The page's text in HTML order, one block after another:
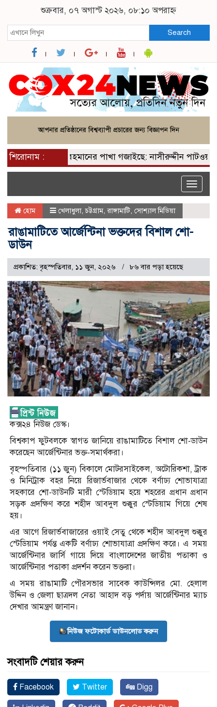
শুক্রবার, ০৭ অগাস্ট ২০২৬, ০৮:১০ অপরাহ্ন
Search
শিরোনাম :
তারেক রহমানের পাখা গজাইছে: নাসীরুদ্দীন পাটওয়ারী
Toggle
হোম খেলাধুলা,চট্টগ্রাম, রাঙ্গামাটি, সোশ্যাল মিডিয়া
রাঙামাটিতে আর্জেন্টিনা ভক্তদের বিশাল শো-
ডাউন ‎
প্রকাশিত: বৃহস্পতিবার, ১১ জুন, ২০২৬ ৮৬ বার পড়া হয়েছে
কক্স২৪ নিউজ ডেস্ক।
বিশ্বকাপ ফুটবলকে স্বাগত জানিয়ে রাঙামাটিতে বিশাল শো-ডাউন
করেছেন আর্জেন্টিনার ভক্ত-সমার্থকরা।
বৃহস্পতিবার (১১ জুন) বিকালে মোটরসাইকেল, অটোরিকশা, ট্রাক
ও মিনিট্রাক বহর নিয়ে রিজার্ভবাজার থেকে বর্ণাঢ্য শোভাযাত্রা
সহকারে শো-ডাউনটি মারী স্টেডিয়াম হয়ে শহরের প্রধান প্রধান
সড়ক প্রদক্ষিণ করে শহীদ আবদুল শুক্কুর স্টেডিয়াম গিয়ে শেষ
হয়।
এর আগে রিজার্ভবাজারের ওয়াই সেতু থেকে শহীদ আবদুল শুক্কুর
স্টেডিয়াম পর্যন্ত একটি বর্ণাঢ্য শোভাযাত্রা প্রদক্ষিণ করে। এ সময়
আর্জেন্টিনার জার্সি গায়ে দিয়ে বাংলাদেশের জাতীয় পতাকা ও
আর্জেন্টিনার পতাকা প্রদর্শন করেন ভক্তরা। ‎
‎এ সময় রাঙামাটি পৌরসভার সাবেক কাউন্সিলর মো. হেলাল
উদ্দিন ও জেলা ছাত্রদল নেতা আহাদ বড় পর্দায় আর্জেন্টিনার ম্যাচ
দেখার আমন্ত্রণ জানান।
নিউজ ফটোকার্ড ডাউনলোড করুন
সংবাদটি শেয়ার করুন
Facebook Twitter Digg